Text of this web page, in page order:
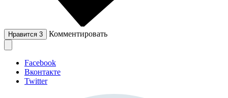
Нравится 3 Комментировать
Facebook
Вконтакте
Twitter